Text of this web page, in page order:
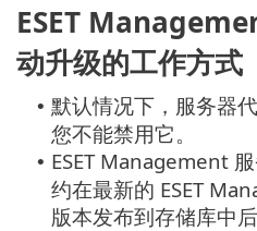
ESET
动升级的工作方式
• 默认情况下，服务器
您不能禁用它。
• ESET Management
约在最新的 ESET
版本发布到存储库中